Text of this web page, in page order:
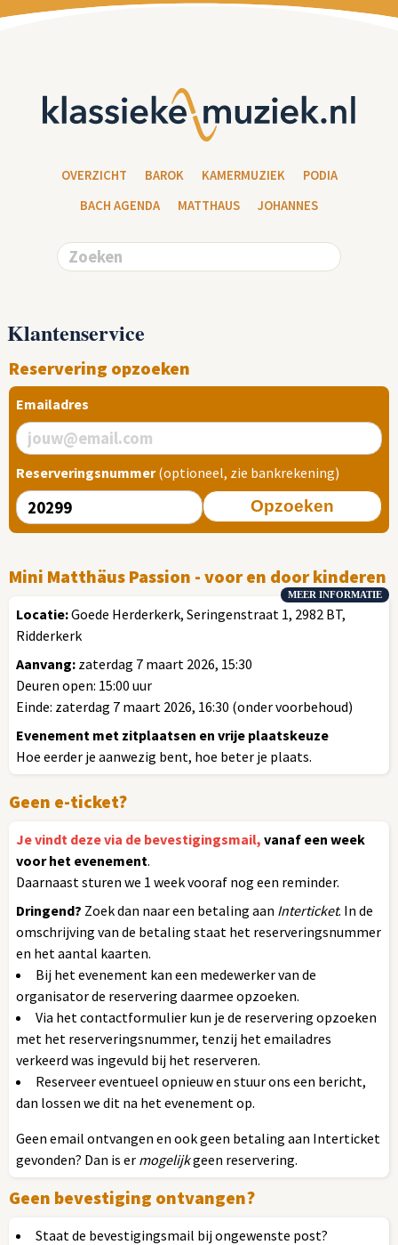
OVERZICHT BAROK KAMERMUZIEK
PODIA
BACH AGENDA
MATTHAUS JOHANNES
Klantenservice
Reservering opzoeken
Emailadres
Reserveringsnummer(optioneel, zie bankrekening)
Opzoeken
Mini Matthäus Passion - voor en door kinderen
MEER INFORMATIE
Locatie:Goede Herderkerk, Seringenstraat 1, 2982 BT,
Ridderkerk
Aanvang: zaterdag 7 maart 2026, 15:30
Deuren open: 15:00 uur
Einde: zaterdag 7 maart 2026, 16:30 (onder voorbehoud)
Evenement met zitplaatsen en vrije plaatskeuze
Hoe eerder je aanwezig bent, hoe beter je plaats.
Geen e-ticket?
Je vindt deze via de bevestigingsmail, vanaf een week
voor het evenement.
Daarnaast sturen we 1 week vooraf nog een reminder.
Dringend? Zoek dan naar een betaling aan Interticket. In de
omschrijving van de betaling staat het reserveringsnummer
en het aantal kaarten.
Bij het evenement kan een medewerker van de
organisator de reservering daarmee opzoeken.
Via het contactformulier kun je de reservering opzoeken
met het reserveringsnummer, tenzij het emailadres
verkeerd was ingevuld bij het reserveren.
Reserveer eventueel opnieuw en stuur ons een bericht,
dan lossen we dit na het evenement op.
Geen email ontvangen en ook geen betaling aan Interticket
gevonden? Dan is er mogelijkgeen reservering.
Geen bevestiging ontvangen?
Staat de bevestigingsmail bij ongewenste post?